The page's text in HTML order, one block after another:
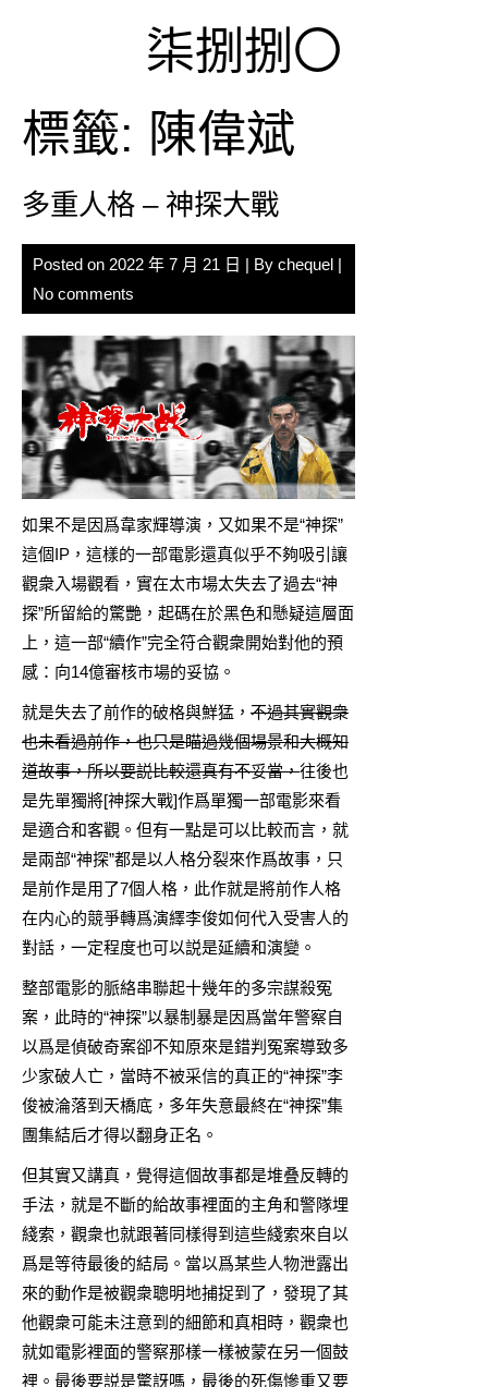
柒捌捌〇
標籤: 陳偉斌
多重人格 – 神探大戰
Posted on 2022 年 7 月 21 日 | By chequel |
No comments
如果不是因爲韋家輝導演，又如果不是“神探”
這個IP，這樣的一部電影還真似乎不夠吸引讓
觀衆入場觀看，實在太市場太失去了過去“神
探”所留給的驚艷，起碼在於黑色和懸疑這層面
上，這一部“續作”完全符合觀衆開始對他的預
感：向14億審核市場的妥協。
就是失去了前作的破格與鮮猛， 不過其實觀衆
也未看過前作，也只是瞄過幾個場景和大概知
道故事，所以要説比較還真有不妥當，往後也
是先單獨將[神探大戰]作爲單獨一部電影來看
是適合和客觀。但有一點是可以比較而言，就
是兩部“神探”都是以人格分裂來作爲故事，只
是前作是用了7個人格，此作就是將前作人格
在内心的競爭轉爲演繹李俊如何代入受害人的
對話，一定程度也可以説是延續和演變。
整部電影的脈絡串聯起十幾年的多宗謀殺冤
案，此時的“神探”以暴制暴是因爲當年警察自
以爲是偵破奇案卻不知原來是錯判冤案導致多
少家破人亡，當時不被采信的真正的“神探”李
俊被淪落到天橋底，多年失意最終在“神探”集
團集結后才得以翻身正名。
但其實又講真，覺得這個故事都是堆叠反轉的
手法，就是不斷的給故事裡面的主角和警隊埋
綫索，觀衆也就跟著同樣得到這些綫索來自以
爲是等待最後的結局。當以爲某些人物泄露出
來的動作是被觀衆聰明地捕捉到了，發現了其
他觀衆可能未注意到的細節和真相時，觀衆也
就如電影裡面的警察那樣一樣被蒙在另一個鼓
裡。最後要説是驚訝嗎，最後的死傷慘重又要